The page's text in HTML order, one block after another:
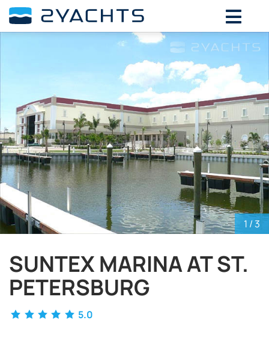
1 / 3
SUNTEX MARINA AT ST.
PETERSBURG
5.0
ВЫБЕРИТЕ ДАТЫ ДЛЯ ОПРЕДЕЛЕНИЯ
СТОИМОСТИ
Август, 2026
ПТ
27 28 29 30 31 1
2
3
4 5 6 7 8
9
10
11 12 13 14 15
16
17
18 19 20 21 22
23
24
25 26 27 28 29
30
1 2 3 4 5